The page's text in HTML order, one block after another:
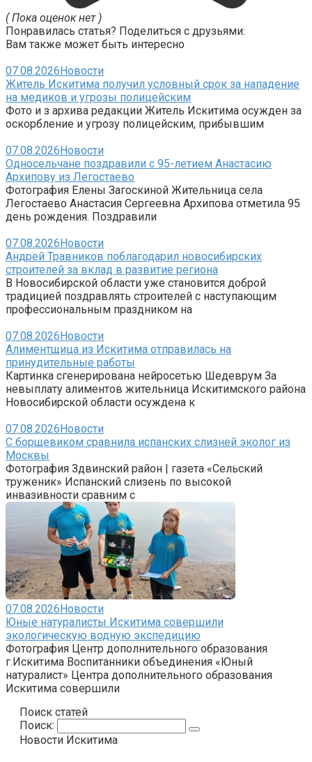
( Пока оценок нет )
Понравилась статья? Поделиться с друзьями:
Вам также может быть интересно
07.08.2026Новости
Житель Искитима получил условный срок за нападение
на медиков и угрозы полицейским
Фото и з архива редакции Житель Искитима осужден за
оскорбление и угрозу полицейским, прибывшим
07.08.2026Новости
Односельчане поздравили с 95-летием Анастасию
Архипову из Легостаево
Фотография Елены Загоскиной Жительница села
Легостаево Анастасия Сергеевна Архипова отметила 95
день рождения. Поздравили
07.08.2026Новости
Андрей Травников поблагодарил новосибирских
строителей за вклад в развитие региона
В Новосибирской области уже становится доброй
традицией поздравлять строителей с наступающим
профессиональным праздником на
07.08.2026Новости
Алиментщица из Искитима отправилась на
принудительные работы
Картинка сгенерирована нейросетью Шедеврум За
невыплату алиментов жительница Искитимского района
Новосибирской области осуждена к
07.08.2026Новости
С борщевиком сравнила испанских слизней эколог из
Москвы
Фотография Здвинский район | газета «Сельский
труженик» Испанский слизень по высокой
инвазивности сравним с
07.08.2026Новости
Юные натуралисты Искитима совершили
экологическую водную экспедицию
Фотография Центр дополнительного образования
г.Искитима Воспитанники объединения «Юный
натуралист» Центра дополнительного образования
Искитима совершили
Поиск статей
Поиск:
Новости Искитима